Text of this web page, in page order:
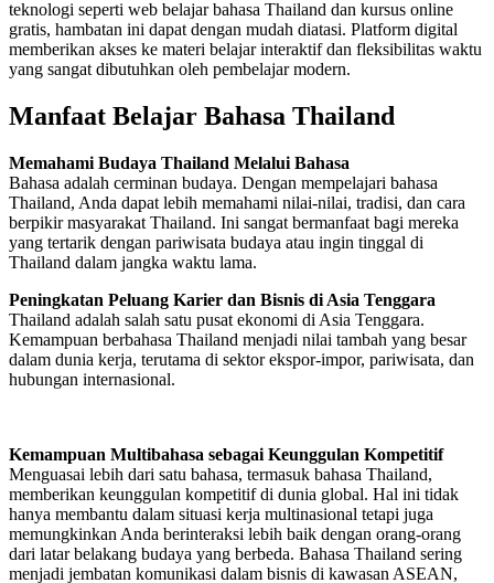
teknologi seperti web belajar bahasa Thailand dan kursus online
gratis, hambatan ini dapat dengan mudah diatasi. Platform digital
memberikan akses ke materi belajar interaktif dan fleksibilitas waktu
yang sangat dibutuhkan oleh pembelajar modern.
Manfaat Belajar Bahasa Thailand
Memahami Budaya Thailand Melalui Bahasa
Bahasa adalah cerminan budaya. Dengan mempelajari bahasa
Thailand, Anda dapat lebih memahami nilai-nilai, tradisi, dan cara
berpikir masyarakat Thailand. Ini sangat bermanfaat bagi mereka
yang tertarik dengan pariwisata budaya atau ingin tinggal di
Thailand dalam jangka waktu lama.
Peningkatan Peluang Karier dan Bisnis di Asia Tenggara
Thailand adalah salah satu pusat ekonomi di Asia Tenggara.
Kemampuan berbahasa Thailand menjadi nilai tambah yang besar
dalam dunia kerja, terutama di sektor ekspor-impor, pariwisata, dan
hubungan internasional.
Kemampuan Multibahasa sebagai Keunggulan Kompetitif
Menguasai lebih dari satu bahasa, termasuk bahasa Thailand,
memberikan keunggulan kompetitif di dunia global. Hal ini tidak
hanya membantu dalam situasi kerja multinasional tetapi juga
memungkinkan Anda berinteraksi lebih baik dengan orang-orang
dari latar belakang budaya yang berbeda. Bahasa Thailand sering
menjadi jembatan komunikasi dalam bisnis di kawasan ASEAN,